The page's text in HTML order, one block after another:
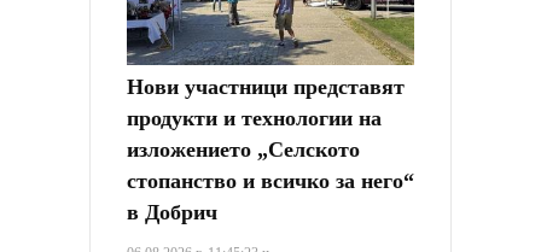
Нови участници представят
продукти и технологии на
изложението „Селското
стопанство и всичко за него“
в Добрич